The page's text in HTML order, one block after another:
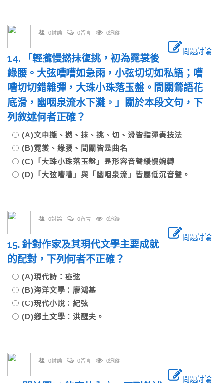
0討論 0留言 0追蹤
問題討論
14. 「輕攏慢撚抹復挑，初為霓裳後
綠腰。大弦嘈嘈如急雨，小弦切切如私語；嘈
嘈切切錯雜彈，大珠小珠落玉盤。間關鶯語花
底滑，幽咽泉流水下灘。」關於本段文句，下
列敘述何者正確？
(A)文中攏、撚、抹、挑、切、滑皆指彈奏技法
(B)霓裳、綠腰、間關皆是曲名
(C)「大珠小珠落玉盤」是形容音聲緩慢婉轉
(D)「大弦嘈嘈」與「幽咽泉流」皆屬低沉音聲。
0討論 0留言 0追蹤
問題討論
15. 針對作家及其現代文學主要成就
的配對，下列何者不正確？
(A)現代詩：瘂弦
(B)海洋文學：廖鴻基
(C)現代小說：紀弦
(D)鄉土文學：洪醒夫。
0討論 0留言 0追蹤
問題討論